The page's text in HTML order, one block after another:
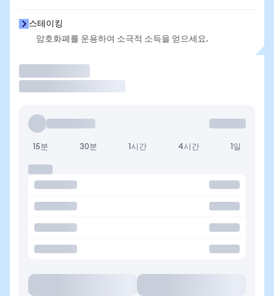
스테이킹
암호화폐를 운용하여 소극적 소득을 얻으세요.
15분 30분 1시간 4시간 1일